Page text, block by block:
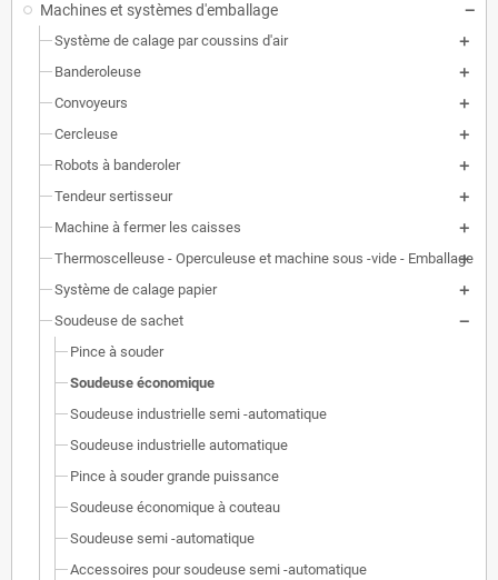
Machines et systèmes d'emballage
Système de calage par coussins d'air
Banderoleuse
Convoyeurs
Cercleuse
Robots à banderoler
Tendeur sertisseur
Machine à fermer les caisses
Thermoscelleuse - Operculeuse et machine sous -vide - Emballage
Système de calage papier
Soudeuse de sachet
Pince à souder
Soudeuse économique
Soudeuse industrielle semi -automatique
Soudeuse industrielle automatique
Pince à souder grande puissance
Soudeuse économique à couteau
Soudeuse semi -automatique
Accessoires pour soudeuse semi -automatique